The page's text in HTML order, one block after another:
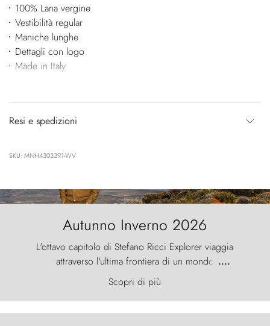
100% Lana vergine
Vestibilità regular
Maniche lunghe
Dettagli con logo
Made in Italy
Resi e spedizioni
SKU: MNH4303391-WV
Autunno Inverno 2026
L'ottavo capitolo di Stefano Ricci Explorer viaggia
attraverso l'ultima frontiera di un mondo
primordiale, dove il vento scolpisce la natura con
furia ancestrale e le Torres del Paine sfidano il
cielo come sentinelle di pietra.
....
Scopri di più